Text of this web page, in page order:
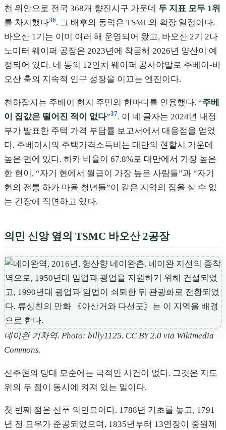
천 위안으로 전국 368개 향진시구 가운데 두 지표 모두 1위
를 차지했다36. 그 배후의 동력은 TSMC의 확장 일정이다.
바오산 1기는 이미 여러 해 운영되어 왔고, 바오산 2기 2나
노미터 웨이퍼 공장은 2023년에 착공해 2026년 양산이 예
정되어 있다. 네 동의 12인치 웨이퍼 공사야말로 주베이-바
오산 축의 지속적 인구 성장을 이끄는 엔진이다.
천하잡지는 주베이 현지 주민의 한마디를 인용했다. “주베
이 집값은 떨어진 적이 없다”37. 이 네 글자는 2024년 내정
부가 발표한 주택 가격 부담률 보고서에서 대응점을 얻었
다. 주베이시의 주택가격소득비는 대만의 현할시 가운데
높은 편에 있다. 하카 비율이 67.8%로 대만에서 가장 높은
한 현이, “자기 현에서 월급이 가장 높은 사람들”과 “자기
현의 전통 하카 마을 청년들”이 같은 지역의 집을 살 수 없
는 긴장에 직면하고 있다.
의민 신앙 옆의 TSMC 바오산 2공장
네이완 기차역. Photo: billy1125. CC BY 2.0 via Wikimedia
Commons.
신주현의 당대 모순에는 극적인 사건이 없다. 그것은 지도
위의 두 점이 동시에 켜져 있는 일이다.
첫 번째 점은 신푸 의민묘이다. 1788년 기초를 놓고, 1791
년 전 묘우가 준공되었으며, 1835년부터 13연장이 중원제